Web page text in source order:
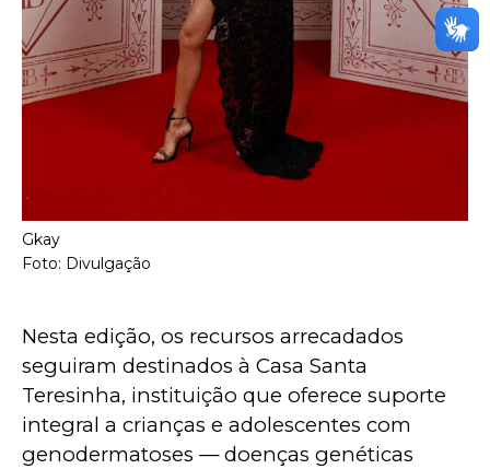
Gkay
Foto: Divulgação
Nesta edição, os recursos arrecadados
seguiram destinados à Casa Santa
Teresinha, instituição que oferece suporte
integral a crianças e adolescentes com
genodermatoses — doenças genéticas